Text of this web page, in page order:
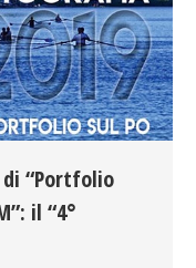
“Portfolio
il “4°